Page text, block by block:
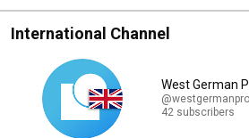
International Channel
West German
42 subscribers